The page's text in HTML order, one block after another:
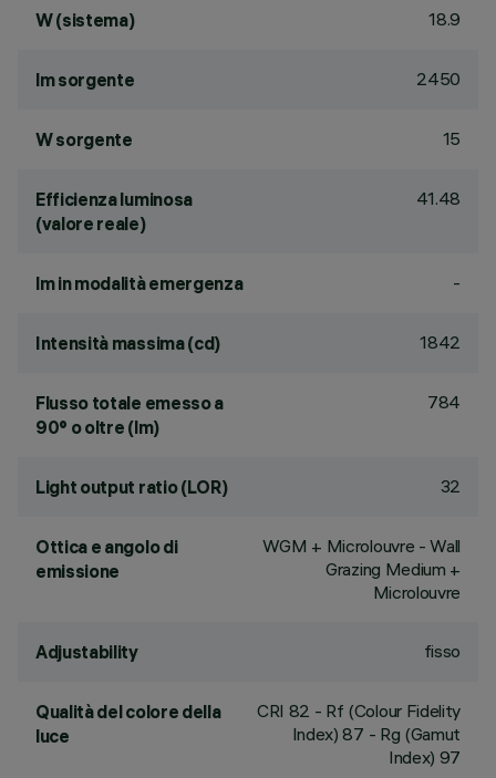
W (sistema) 18.9
lm sorgente 2450
W sorgente 15
Efficienza luminosa
(valore reale)
41.48
lm in modalità emergenza -
Intensità massima (cd) 1842
Flusso totale emesso a
90° o oltre (lm)
784
Light output ratio (LOR) 32
Ottica e angolo di
emissione
WGM + Microlouvre - Wall
Grazing Medium +
Microlouvre
Adjustability fisso
Qualità del colore della
luce
CRI 82 - Rf (Colour Fidelity
Index) 87 - Rg (Gamut
Index) 97